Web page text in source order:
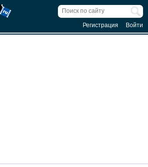
Регистрация Войти